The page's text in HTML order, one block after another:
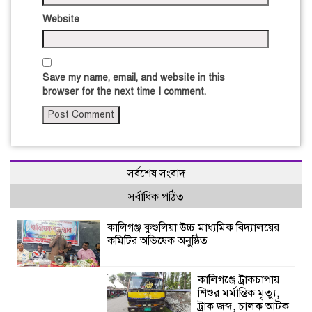
Website
Save my name, email, and website in this
browser for the next time I comment.
সর্বশেষ সংবাদ
সর্বাধিক পঠিত
কালিগঞ্জ কুশুলিয়া উচ্চ মাধ্যমিক বিদ্যালয়ের
কমিটির অভিষেক অনুষ্ঠিত
কালিগঞ্জে ট্রাকচাপায়
শিশুর মর্মান্তিক মৃত্যু,
ট্রাক জব্দ, চালক আটক